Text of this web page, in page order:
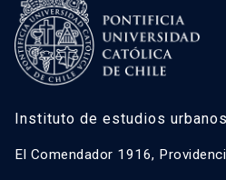
Instituto de estudios
El Comendador 1916,